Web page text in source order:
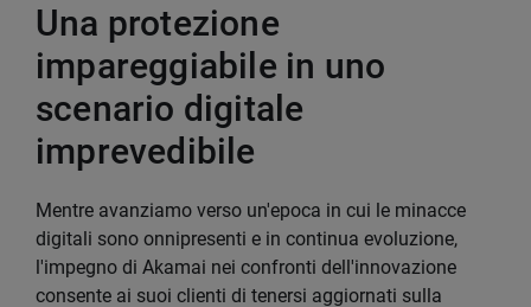
Una protezione
impareggiabile in uno
scenario digitale
imprevedibile
Mentre avanziamo verso un'epoca in cui le minacce
digitali sono onnipresenti e in continua evoluzione,
l'impegno di Akamai nei confronti dell'innovazione
consente ai suoi clienti di tenersi aggiornati sulla